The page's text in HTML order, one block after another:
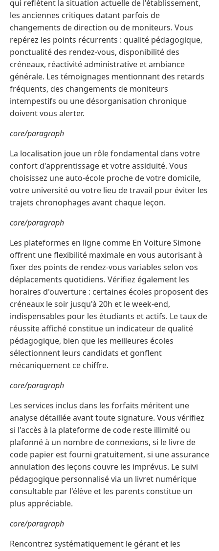
qui reflètent la situation actuelle de l'établissement,
les anciennes critiques datant parfois de
changements de direction ou de moniteurs. Vous
repérez les points récurrents : qualité pédagogique,
ponctualité des rendez-vous, disponibilité des
créneaux, réactivité administrative et ambiance
générale. Les témoignages mentionnant des retards
fréquents, des changements de moniteurs
intempestifs ou une désorganisation chronique
doivent vous alerter.
core/paragraph
La localisation joue un rôle fondamental dans votre
confort d'apprentissage et votre assiduité. Vous
choisissez une auto-école proche de votre domicile,
votre université ou votre lieu de travail pour éviter les
trajets chronophages avant chaque leçon.
core/paragraph
Les plateformes en ligne comme En Voiture Simone
offrent une flexibilité maximale en vous autorisant à
fixer des points de rendez-vous variables selon vos
déplacements quotidiens. Vérifiez également les
horaires d'ouverture : certaines écoles proposent des
créneaux le soir jusqu'à 20h et le week-end,
indispensables pour les étudiants et actifs. Le taux de
réussite affiché constitue un indicateur de qualité
pédagogique, bien que les meilleures écoles
sélectionnent leurs candidats et gonflent
mécaniquement ce chiffre.
core/paragraph
Les services inclus dans les forfaits méritent une
analyse détaillée avant toute signature. Vous vérifiez
si l'accès à la plateforme de code reste illimité ou
plafonné à un nombre de connexions, si le livre de
code papier est fourni gratuitement, si une assurance
annulation des leçons couvre les imprévus. Le suivi
pédagogique personnalisé via un livret numérique
consultable par l'élève et les parents constitue un
plus appréciable.
core/paragraph
Rencontrez systématiquement le gérant et les